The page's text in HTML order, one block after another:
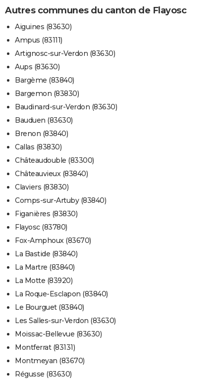
Autres communes du canton de Flayosc
Aiguines (83630)
Ampus (83111)
Artignosc-sur-Verdon (83630)
Aups (83630)
Bargème (83840)
Bargemon (83830)
Baudinard-sur-Verdon (83630)
Bauduen (83630)
Brenon (83840)
Callas (83830)
Châteaudouble (83300)
Châteauvieux (83840)
Claviers (83830)
Comps-sur-Artuby (83840)
Figanières (83830)
Flayosc (83780)
Fox-Amphoux (83670)
La Bastide (83840)
La Martre (83840)
La Motte (83920)
La Roque-Esclapon (83840)
Le Bourguet (83840)
Les Salles-sur-Verdon (83630)
Moissac-Bellevue (83630)
Montferrat (83131)
Montmeyan (83670)
Régusse (83630)